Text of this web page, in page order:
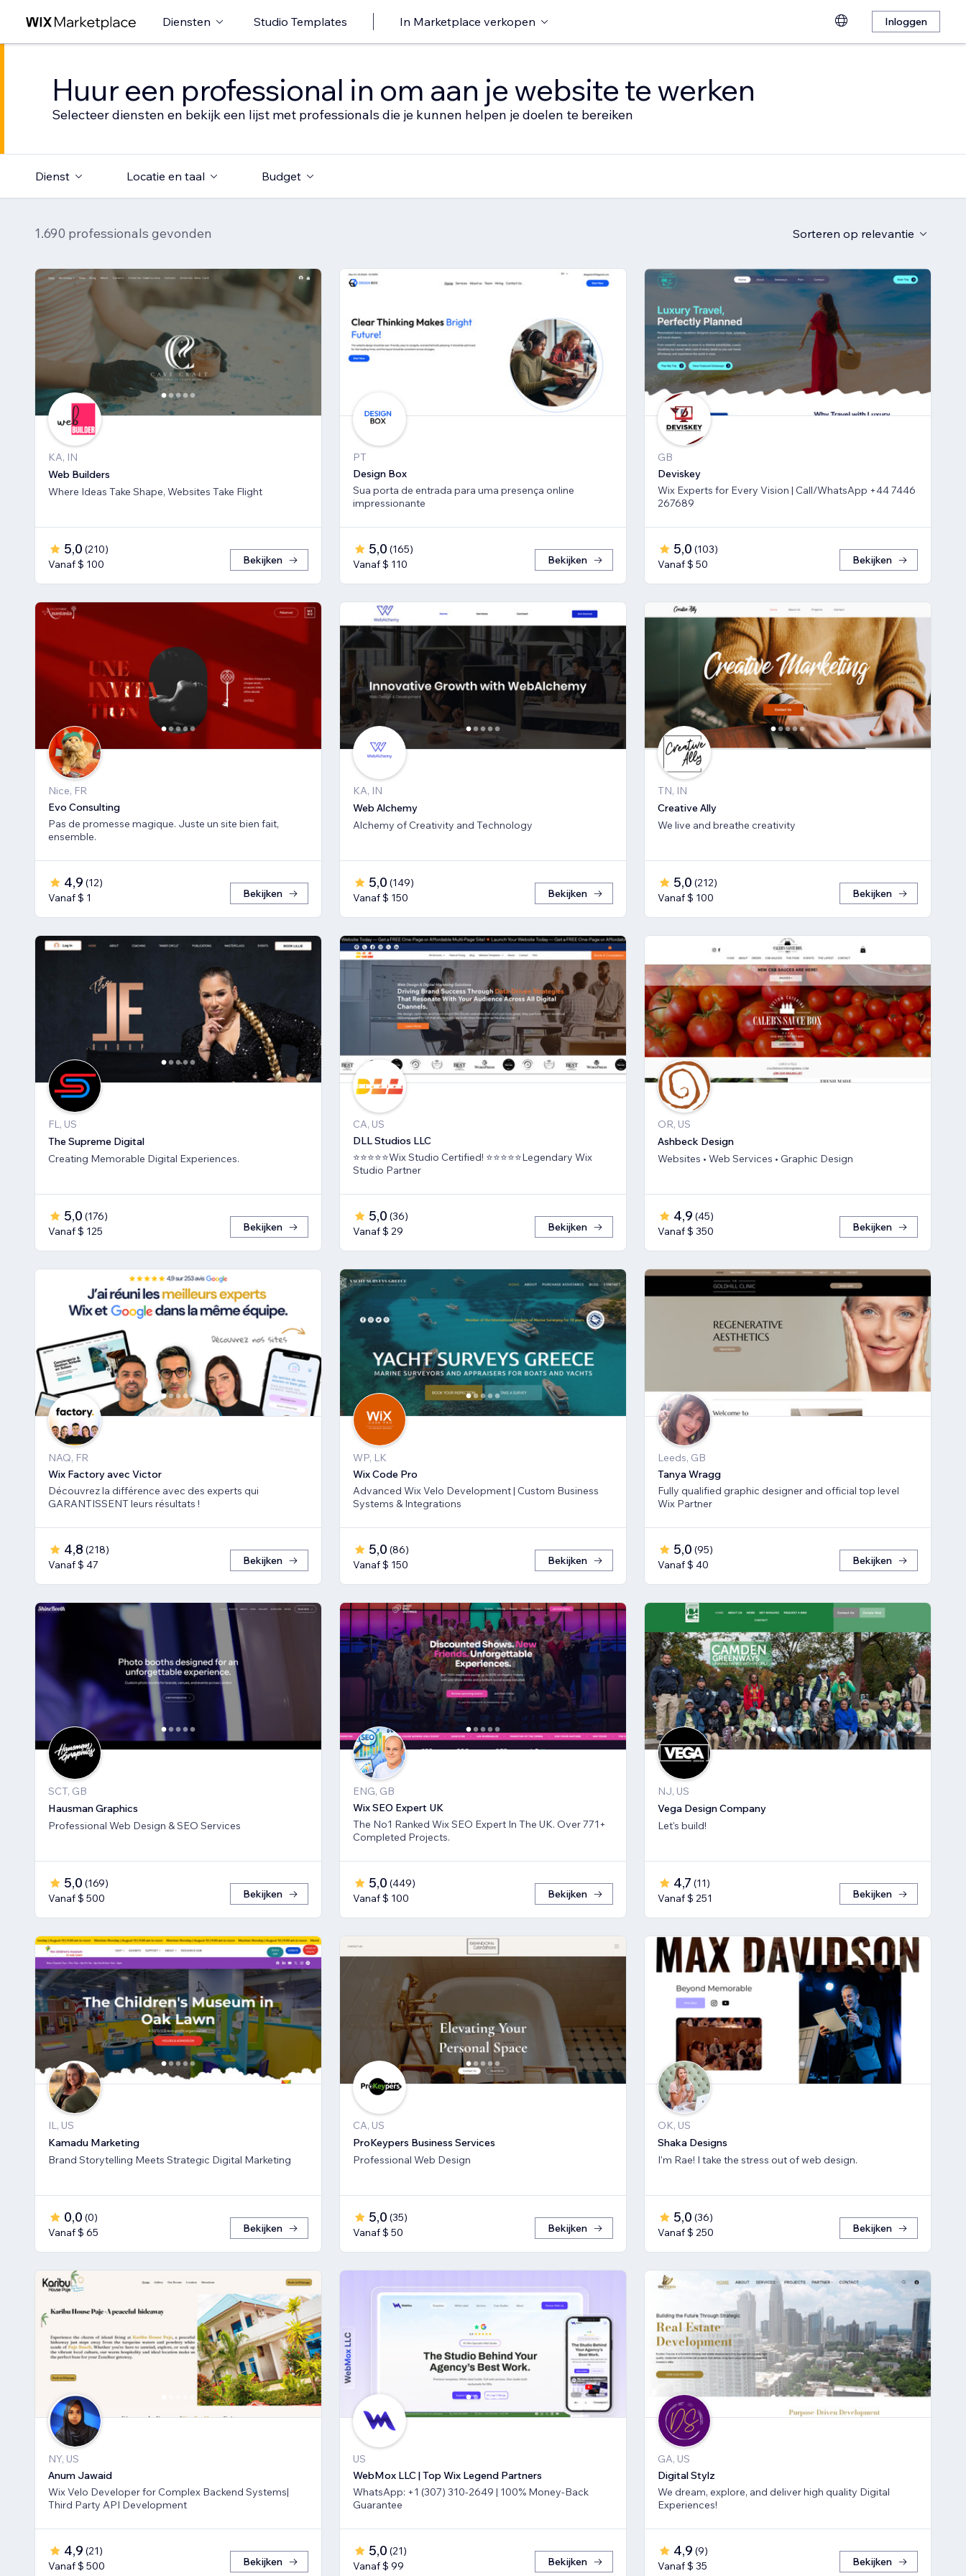
Diensten Studio Templates In Marketplace verkopen Inloggen
Huur een professional in om aan je website te werken
Selecteer diensten en bekijk een lijst met professionals die je kunnen helpen je doelen te bereiken
Dienst Locatie en taal Budget
1.690 professionals gevonden Sorteren op relevantie
KA, IN
Web Builders
Where Ideas Take Shape, Websites Take Flight
5,0 (210)
Vanaf $ 100
Bekijken
PT
Design Box
Sua porta de entrada para uma presença online
impressionante
5,0 (165)
Vanaf $ 110
Bekijken
GB
Deviskey
Wix Experts for Every Vision | Call/WhatsApp +44 7446
267689
5,0 (103)
Vanaf $ 50
Bekijken
Nice, FR
Evo Consulting
Pas de promesse magique. Juste un site bien fait,
ensemble.
4,9 (12)
Vanaf $ 1
Bekijken
KA, IN
Web Alchemy
Alchemy of Creativity and Technology
5,0 (149)
Vanaf $ 150
Bekijken
TN, IN
Creative Ally
We live and breathe creativity
5,0 (212)
Vanaf $ 100
Bekijken
FL, US
The Supreme Digital
Creating Memorable Digital Experiences.
5,0 (176)
Vanaf $ 125
Bekijken
CA, US
DLL Studios LLC
⭐⭐⭐⭐⭐Wix Studio Certified! ⭐⭐⭐⭐⭐Legendary Wix
Studio Partner
5,0 (36)
Vanaf $ 29
Bekijken
OR, US
Ashbeck Design
Websites • Web Services • Graphic Design
4,9 (45)
Vanaf $ 350
Bekijken
NAQ, FR
Wix Factory avec Victor
Découvrez la différence avec des experts qui
GARANTISSENT leurs résultats !
4,8 (218)
Vanaf $ 47
Bekijken
WP, LK
Wix Code Pro
Advanced Wix Velo Development | Custom Business
Systems & Integrations
5,0 (86)
Vanaf $ 150
Bekijken
Leeds, GB
Tanya Wragg
Fully qualified graphic designer and official top level
Wix Partner
5,0 (95)
Vanaf $ 40
Bekijken
SCT, GB
Hausman Graphics
Professional Web Design & SEO Services
5,0 (169)
Vanaf $ 500
Bekijken
ENG, GB
Wix SEO Expert UK
The No1 Ranked Wix SEO Expert In The UK. Over 771+
Completed Projects.
5,0 (449)
Vanaf $ 100
Bekijken
NJ, US
Vega Design Company
Let's build!
4,7 (11)
Vanaf $ 251
Bekijken
IL, US
Kamadu Marketing
Brand Storytelling Meets Strategic Digital Marketing
0,0 (0)
Vanaf $ 65
Bekijken
CA, US
ProKeypers Business Services
Professional Web Design
5,0 (35)
Vanaf $ 50
Bekijken
OK, US
Shaka Designs
I'm Rae! I take the stress out of web design.
5,0 (36)
Vanaf $ 250
Bekijken
NY, US
Anum Jawaid
Wix Velo Developer for Complex Backend Systems|
Third Party API Development
4,9 (21)
Vanaf $ 500
Bekijken
US
WebMox LLC | Top Wix Legend Partners
WhatsApp: +1 (307) 310-2649 | 100% Money-Back
Guarantee
5,0 (21)
Vanaf $ 99
Bekijken
GA, US
Digital Stylz
We dream, explore, and deliver high quality Digital
Experiences!
4,9 (9)
Vanaf $ 35
Bekijken